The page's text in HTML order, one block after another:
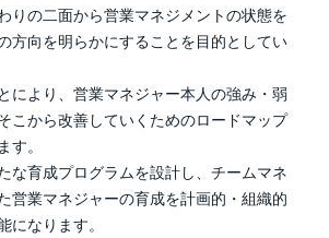
りの二面から営業マネジメントの状態を
方向を明らかにすることを目的としてい
により、営業マネジャー本人の強み・弱
こから改善していくためのロードマップ
す。
な育成プログラムを設計し、チームマネ
営業マネジャーの育成を計画的・組織的
になります。